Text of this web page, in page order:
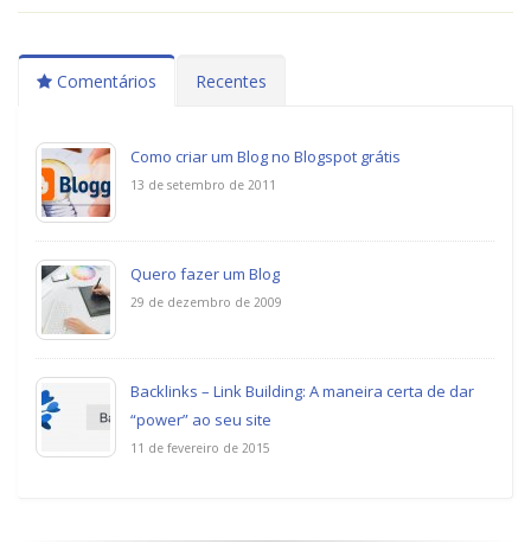
Comentários Recentes
Como criar um Blog no Blogspot grátis
13 de setembro de 2011
Quero fazer um Blog
29 de dezembro de 2009
Backlinks – Link Building: A maneira certa de dar
“power” ao seu site
11 de fevereiro de 2015